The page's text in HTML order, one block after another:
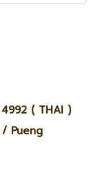
( THAI )
/ Pueng